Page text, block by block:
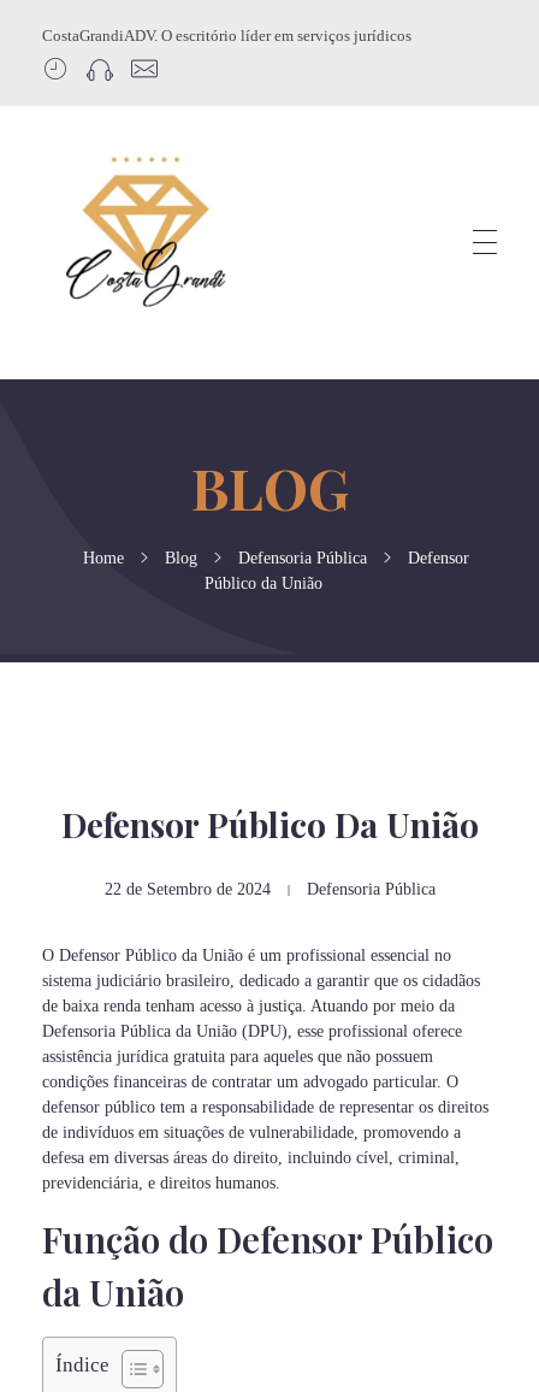
CostaGrandiADV. O escritório líder em serviços jurídicos
Home Blog Defensoria Pública
Defensor
Público da União
Defensor Público Da União
22 de Setembro de 2024 Defensoria Pública
O Defensor Público da União é um profissional essencial no
sistema judiciário brasileiro, dedicado a garantir que os cidadãos
de baixa renda tenham acesso à justiça. Atuando por meio da
Defensoria Pública da União (DPU), esse profissional oferece
assistência jurídica gratuita para aqueles que não possuem
condições financeiras de contratar um advogado particular. O
defensor público tem a responsabilidade de representar os direitos
de indivíduos em situações de vulnerabilidade, promovendo a
defesa em diversas áreas do direito, incluindo cível, criminal,
previdenciária, e direitos humanos.
Função do Defensor Público
da União
Índice